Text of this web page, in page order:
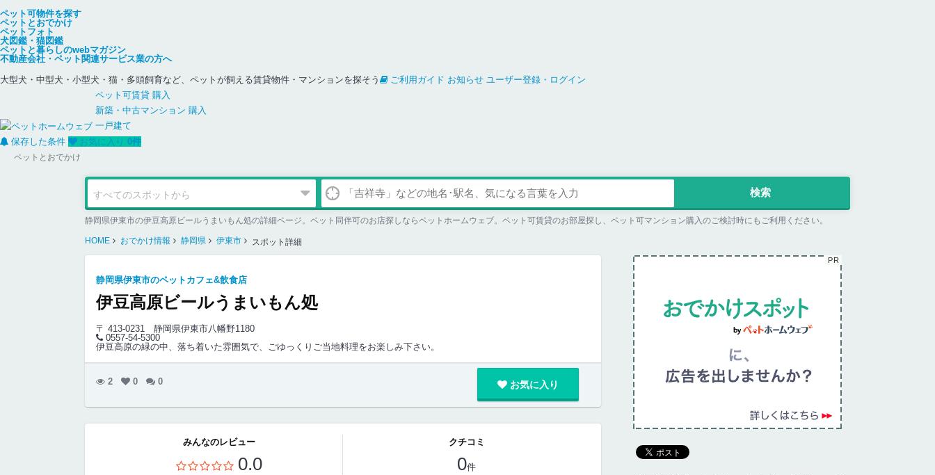
ペット可物件を探す
ペットとおでかけ
ペットフォト
犬図鑑・猫図鑑
ペットと暮らしのwebマガジン
不動産会社・ペット関連サービス業の方へ
大型犬・中型犬・小型犬・猫・多頭飼育など、ペットが飼える賃貸物件・マンションを探そう
ご利用ガイド お知らせ ユーザー登録・ログイン
ペット可賃貸 購入
新築・中古マンション 購入
一戸建て
保存した条件
お気に入り 0件
ペットとおでかけ
静岡県伊東市の伊豆高原ビールうまいもん処の詳細ページ。ペット同伴可のお店探しならペットホームウェブ。ペット可賃貸のお部屋探し、ペット可マンション購入のご検討時にもご利用ください。
HOME おでかけ情報 静岡県 伊東市 スポット詳細
静岡県伊東市のペットカフェ&飲食店
伊豆高原ビールうまいもん処
〒 413-0231
静岡県伊東市八幡野1180
0557-54-5300
伊豆高原の緑の中、落ち着いた雰囲気で、ごゆっくりご当地料理をお楽しみ下さい。
2 0 0 お気に入り
みんなのレビュー
0.0
クチコミ
0件